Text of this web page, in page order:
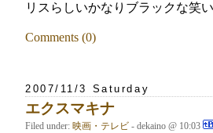
リスらしいかなりブラックな笑
Comments (0)
2007/11/3 Saturday
エクスマキナ
Filed under: 映画・テレビ - dekaino @ 10:03